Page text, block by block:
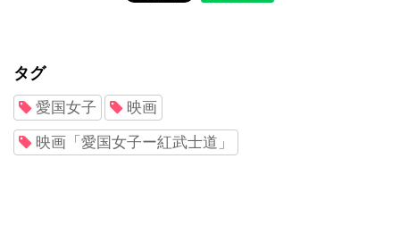
タグ
愛国女子 映画
映画「愛国女子ー紅武士道」